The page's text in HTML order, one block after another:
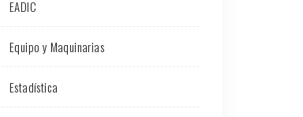
EADIC
Equipo y Maquinarias
Estadística